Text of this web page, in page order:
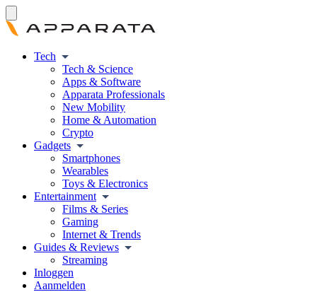
Tech
Tech & Science
Apps & Software
Apparata Professionals
New Mobility
Home & Automation
Crypto
Gadgets
Smartphones
Wearables
Toys & Electronics
Entertainment
Films & Series
Gaming
Internet & Trends
Guides & Reviews
Streaming
Inloggen
Aanmelden